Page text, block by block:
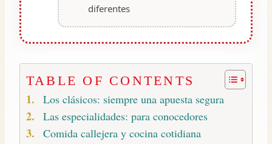
diferentes
TABLE OF CONTENTS
Los clásicos: siempre una apuesta segura
Las especialidades: para conocedores
Comida callejera y cocina cotidiana